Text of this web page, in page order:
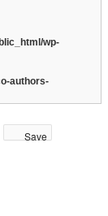
wp-
authors-
Save